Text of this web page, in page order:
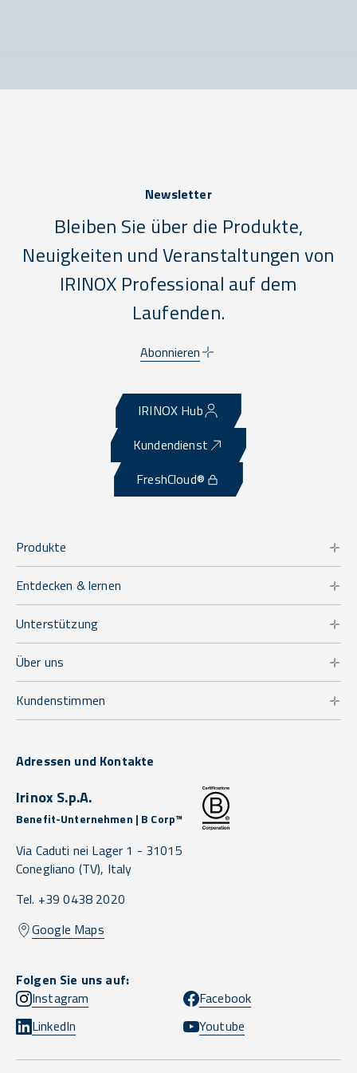
Newsletter
Bleiben Sie über die Produkte,
Neuigkeiten und Veranstaltungen von
IRINOX Professional auf dem
Laufenden.
Abonnieren
IRINOX Hub
Kundendienst
FreshCloud®
Produkte
Entdecken & lernen
Unterstützung
Über uns
Kundenstimmen
Adressen und Kontakte
Irinox S.p.A.
Benefit-Unternehmen | B Corp™
Via Caduti nei Lager 1 - 31015
Conegliano (TV), Italy
Tel. +39 0438 2020
Google Maps
Folgen Sie uns auf:
Instagram
Facebook
LinkedIn
Youtube